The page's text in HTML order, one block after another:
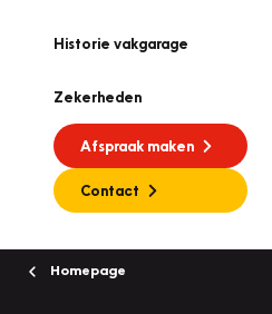
Historie vakgarage
Zekerheden
Afspraak maken
Contact
Homepage